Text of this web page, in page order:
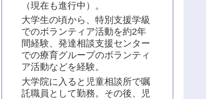
（現在も進行中）。
大学生の頃から、特別支援学級
でのボランティア活動を約2年
間経験、発達相談支援センター
での療育グループのボランティ
ア活動などを経験。
大学院に入ると児童相談所で嘱
託職員として勤務。その後、児